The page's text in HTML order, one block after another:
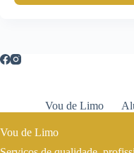
Vou de Limo
Vou de Limo